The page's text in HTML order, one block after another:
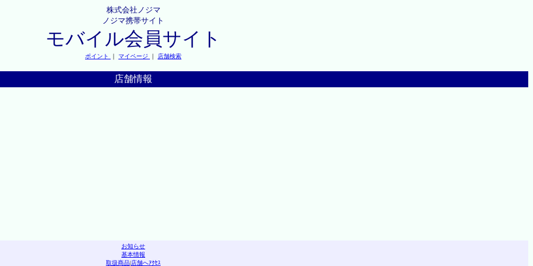
株式会社ノジマ
ノジマ携帯サイト
モバイル会員サイト
ポイント ｜ マイページ ｜ 店舗検索
店舗情報
お知らせ
基本情報
取扱商品|店舗へｱｸｾｽ